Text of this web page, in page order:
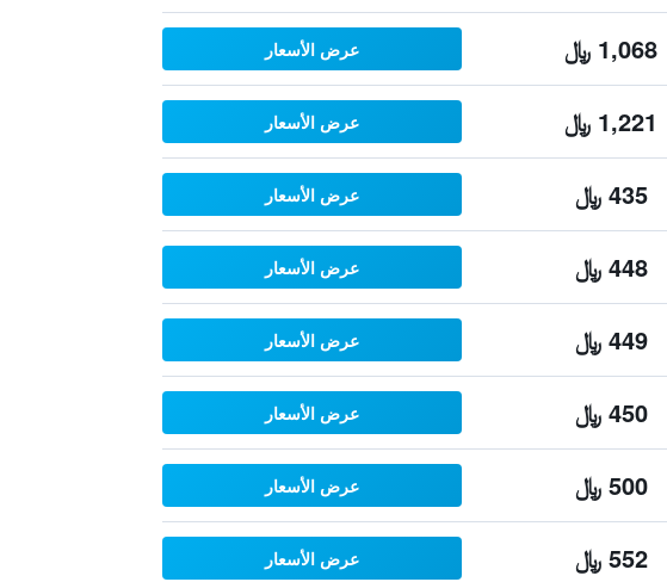
1,068 ﷼ عرض الأسعار
1,221 ﷼ عرض الأسعار
435 ﷼ عرض الأسعار
448 ﷼ عرض الأسعار
449 ﷼ عرض الأسعار
450 ﷼ عرض الأسعار
500 ﷼ عرض الأسعار
552 ﷼ عرض الأسعار